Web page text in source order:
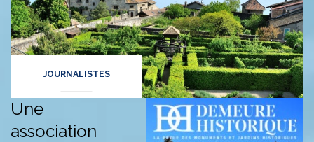
JOURNALISTES
Une
association